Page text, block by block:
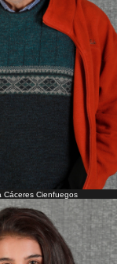
Cáceres Cienfuegos